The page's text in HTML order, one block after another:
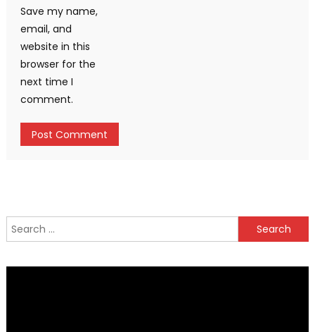
Save my name,
email, and
website in this
browser for the
next time I
comment.
Search
for: